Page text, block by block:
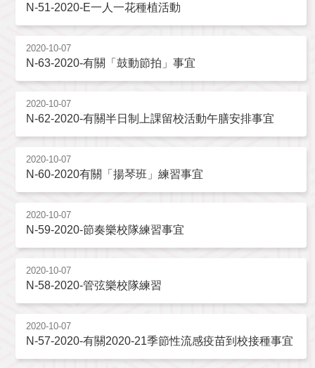
N-51-2020-E一人一花種植活動
2020-10-07
N-63-2020-有關「鼓動節拍」事宜
2020-10-07
N-62-2020-有關半日制上課留校活動午膳安排事宜
2020-10-07
N-60-2020有關「揚琴班」練習事宜
2020-10-07
N-59-2020-節奏樂校隊練習事宜
2020-10-07
N-58-2020-管弦樂校隊練習
2020-10-07
N-57-2020-有關2020-21季節性流感疫苗到校接種事宜